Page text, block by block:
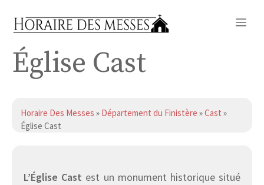
Église Cast
Horaire Des Messes » Département du Finistère »Cast »
Église Cast
L’Église Cast est un monument historique situé